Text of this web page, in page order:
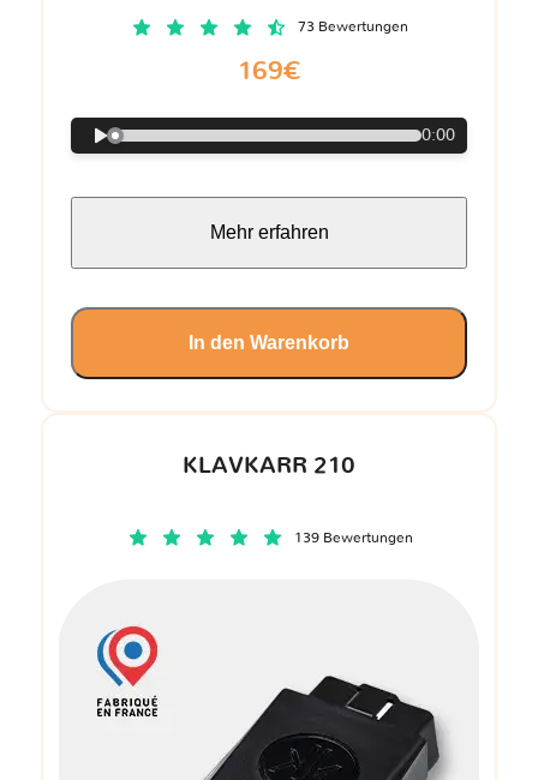
KLAVKARR 210
139 Bewertungen
73 Bewertungen
169€
0:00
Mehr erfahren
In den Warenkorb